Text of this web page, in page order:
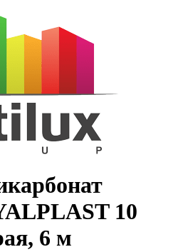
10
6 м